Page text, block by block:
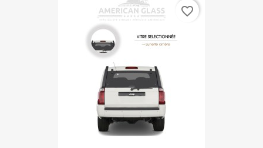
favorite_border